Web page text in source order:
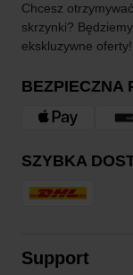
Chcesz
skrzynki?
ekskluzywne oferty!
BEZPIECZNA
SZYBKA
Support